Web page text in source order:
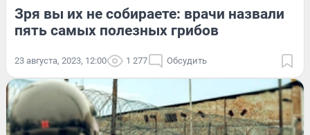
Зря вы их не собираете: врачи назвали
пять самых полезных грибов
23 августа, 2023, 12:00 1 277 Обсудить